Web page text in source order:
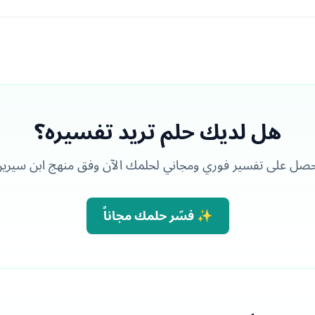
هل لديك حلم تريد تفسيره؟
على تفسير فوري ومجاني لحلمك الآن وفق منهج ابن
✨ فسّر حلمك مجاناً